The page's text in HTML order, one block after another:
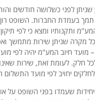
שניתן לפני כשלושה חודשים
בעמדת החברות. השופט רון
ותקנותיו ומצא כי לפי
בכל מקרה שניתן שירות מתמשך
– מועד חיוב המע"מ יהיה לפי
חלק. לעומת זאת, שירות שאינו
יחויב לפי מועד התשלום
שעמדו בפני השופט על